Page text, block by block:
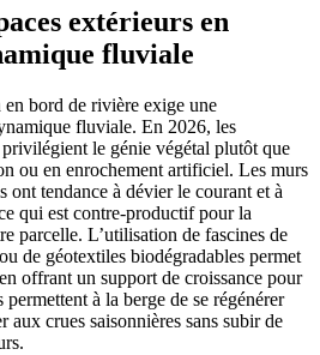
extérieurs en
fluviale
en bord de rivière exige une
fluviale. En 2026, les
privilégient le génie végétal plutôt que
ou en enrochement artificiel. Les murs
ont tendance à dévier le courant et à
qui est contre-productif pour la
parcelle. L’utilisation de fascines de
de géotextiles biodégradables permet
offrant un support de croissance pour
à la berge de se régénérer
aux crues saisonnières sans subir de